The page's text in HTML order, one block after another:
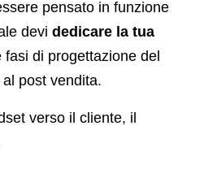
pensato in funzione
devi dedicare la tua
fasi di progettazione del
post vendita.
verso il cliente, il